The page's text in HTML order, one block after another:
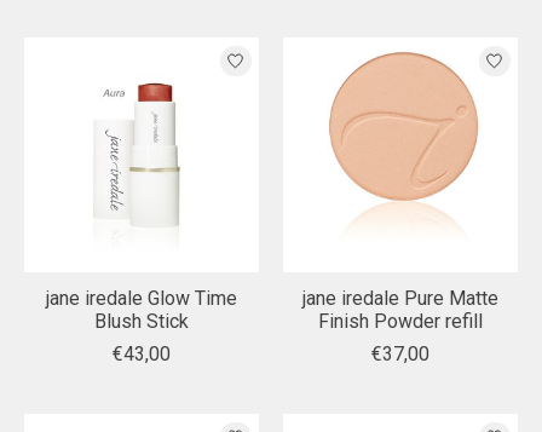
jane iredale Glow Time
Blush Stick
€43,00
jane iredale Pure Matte
Finish Powder refill
€37,00